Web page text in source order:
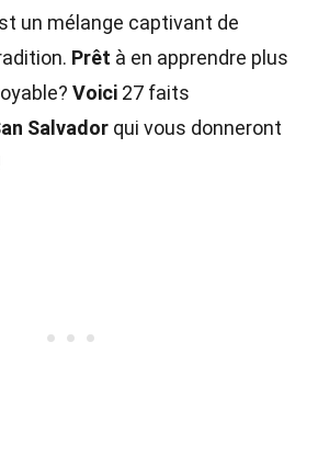
un mélange captivant de
Prêt à en apprendre plus
Voici 27 faits
Salvador qui vous donneront